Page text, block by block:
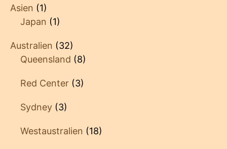
Asien (1)
Japan (1)
Australien (32)
Queensland (8)
Red Center (3)
Sydney (3)
Westaustralien (18)